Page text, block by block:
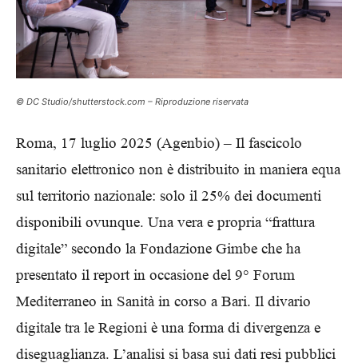
© DC Studio/shutterstock.com – Riproduzione riservata
Roma, 17 luglio 2025 (Agenbio) – Il fascicolo
sanitario elettronico non è distribuito in maniera equa
sul territorio nazionale: solo il 25% dei documenti
disponibili ovunque. Una vera e propria “frattura
digitale” secondo la Fondazione Gimbe che ha
presentato il report in occasione del 9° Forum
Mediterraneo in Sanità in corso a Bari. Il divario
digitale tra le Regioni è una forma di divergenza e
diseguaglianza. L’analisi si basa sui dati resi pubblici